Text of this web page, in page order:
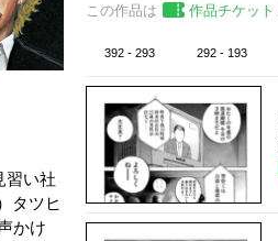
習い社
タツヒ
かけ
この作品は 作品チケット
392 - 293 292 - 193